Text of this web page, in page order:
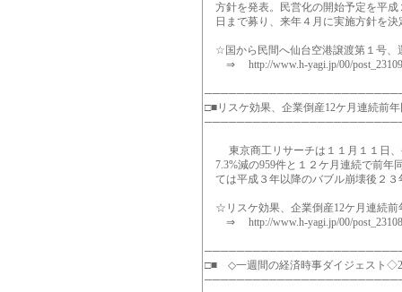
方針を発表。民営化の開始予定を平
日まで募り、来年４月に実施方針を
☆国から民間へ仙台空港譲渡第１号、
⇒ http://www.h-yagi.jp/00/
□■リスケ効果、企業倒産12ケ月連続前
東京商工リサーチは１１月１１日、
7.3%減の959件と１２ケ月連続で前年
ては平成３年以降のバブル崩壊後２
☆リスケ効果、企業倒産12ケ月連続前
⇒ http://www.h-yagi.jp/00/
□■ ◇一週間の経済時事ダイジェスト